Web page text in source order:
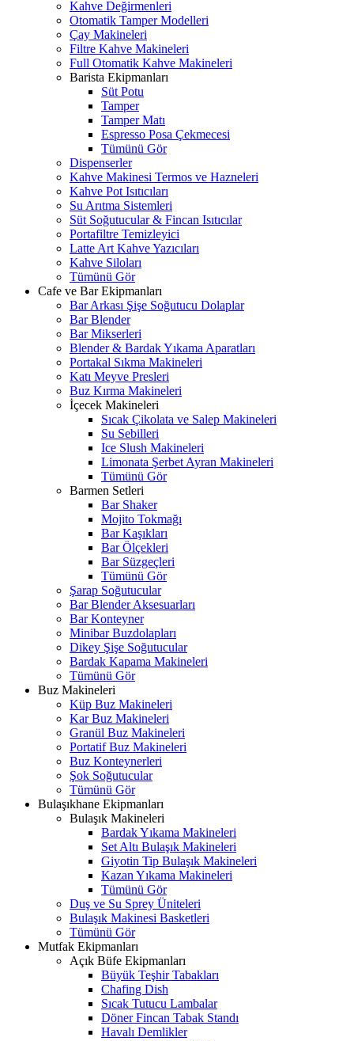
Kahve Değirmenleri
Otomatik Tamper Modelleri
Çay Makineleri
Filtre Kahve Makineleri
Full Otomatik Kahve Makineleri
Barista Ekipmanları
Süt Potu
Tamper
Tamper Matı
Espresso Posa Çekmecesi
Tümünü Gör
Dispenserler
Kahve Makinesi Termos ve Hazneleri
Kahve Pot Isıtıcıları
Su Arıtma Sistemleri
Süt Soğutucular & Fincan Isıtıcılar
Portafiltre Temizleyici
Latte Art Kahve Yazıcıları
Kahve Siloları
Tümünü Gör
Cafe ve Bar Ekipmanları
Bar Arkası Şişe Soğutucu Dolaplar
Bar Blender
Bar Mikserleri
Blender & Bardak Yıkama Aparatları
Portakal Sıkma Makineleri
Katı Meyve Presleri
Buz Kırma Makineleri
İçecek Makineleri
Sıcak Çikolata ve Salep Makineleri
Su Sebilleri
Ice Slush Makineleri
Limonata Şerbet Ayran Makineleri
Tümünü Gör
Barmen Setleri
Bar Shaker
Mojito Tokmağı
Bar Kaşıkları
Bar Ölçekleri
Bar Süzgeçleri
Tümünü Gör
Şarap Soğutucular
Bar Blender Aksesuarları
Bar Konteyner
Minibar Buzdolapları
Dikey Şişe Soğutucular
Bardak Kapama Makineleri
Tümünü Gör
Buz Makineleri
Küp Buz Makineleri
Kar Buz Makineleri
Granül Buz Makineleri
Portatif Buz Makineleri
Buz Konteynerleri
Şok Soğutucular
Tümünü Gör
Bulaşıkhane Ekipmanları
Bulaşık Makineleri
Bardak Yıkama Makineleri
Set Altı Bulaşık Makineleri
Giyotin Tip Bulaşık Makineleri
Kazan Yıkama Makineleri
Tümünü Gör
Duş ve Su Sprey Üniteleri
Bulaşık Makinesi Basketleri
Tümünü Gör
Mutfak Ekipmanları
Açık Büfe Ekipmanları
Büyük Teşhir Tabakları
Chafing Dish
Sıcak Tutucu Lambalar
Döner Fincan Tabak Standı
Havalı Demlikler